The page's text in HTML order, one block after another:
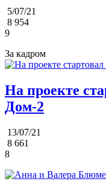
5/07/21
8 954
9
За кадром
На проекте
Дом-2
13/07/21
8 661
8